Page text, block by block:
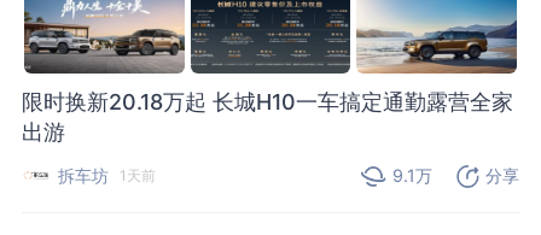
限时换新20.18万起 长城H10一车搞定通勤露营全家
出游
拆车坊 1天前 9.1万 分享